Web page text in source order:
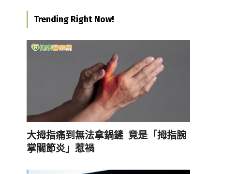
Trending Right Now!
大拇指痛到無法拿鍋鏟 竟是「拇指腕
掌關節炎」惹禍